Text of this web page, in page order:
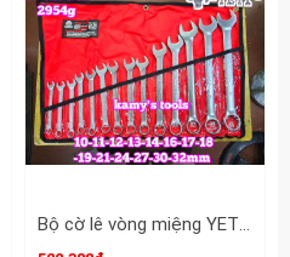
cạnh ôm khít góc cạnh
trạng làm tròn cạnh
kế rãnh 12 góc lượn
các bề mặt đai ốc, cho
thao tác nhanh và
gầm chật hẹp.
Bộ cờ lê vòng miệng YETI đầu búa 14 chi tiết 10-32mm YETI-32202A